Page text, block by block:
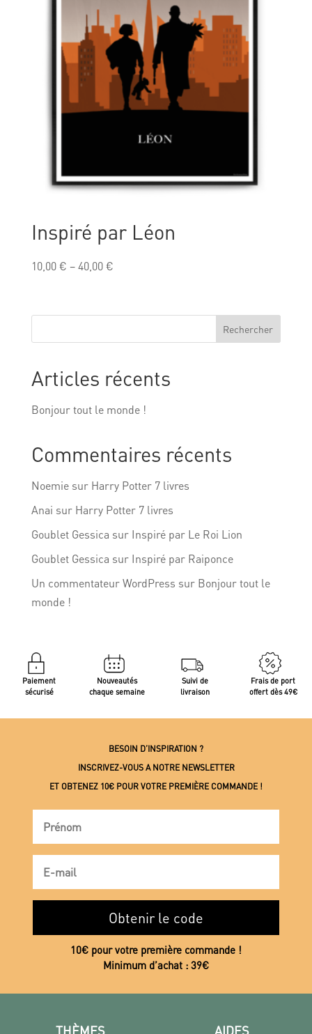
Inspiré par Léon
10,00€ –40,00€
Rechercher
Articles récents
Bonjour tout le monde !
Commentaires récents
Noemiesur Harry Potter 7 livres
Anai sur Harry Potter 7 livres
Goublet Gessica sur Inspiré par Le Roi Lion
Goublet Gessica sur Inspiré par Raiponce
Un commentateur WordPress sur Bonjour tout le
monde !
Paiement
sécurisé
Nouveautés
chaque semaine
Suivi de
livraison
Frais de port
offert dès 49€
BESOIN D’INSPIRATION ?
INSCRIVEZ-VOUS A NOTRE NEWSLETTER
ET OBTENEZ 10€ POUR VOTRE PREMIÈRE COMMANDE !
Obtenir le code
10€ pour votre première commande !
Minimum d’achat : 39€
THÈMES AIDES